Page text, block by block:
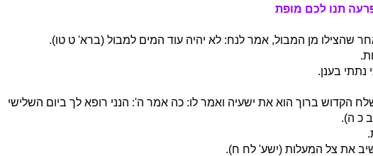
תנו לכם מופת
שהצילו מן המבול, אמר לנח: לא יהיה עוד המים למבול (ברא' ט טו).
בענן.
הקדוש ברוך הוא את ישעיה ואמר לו: כה אמר ה': הנני רופא לך ביום השלישי
כ ה).
את צל המעלות (ישע' לח ח).